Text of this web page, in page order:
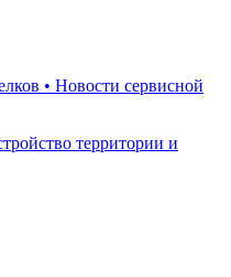
• Новости сервисной
территории и